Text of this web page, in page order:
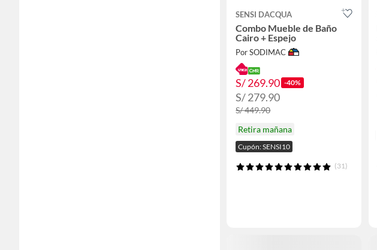
SENSI DACQUA
Combo Mueble de Baño
Cairo + Espejo
Por SODIMAC
S/ 269.90 -40%
S/ 279.90
S/ 449.90
Retira mañana
Cupón: SENSI10
(31)